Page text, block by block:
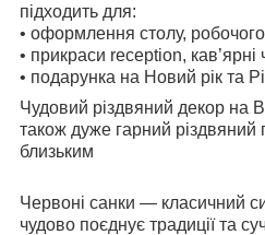
підходить для:
• оформлення столу,
• прикраси reception, кав’ярні
• подарунка на Новий рік та
Чудовий різдвяний декор на
також дуже гарний різдвяний
близьким
Червоні санки — класичний
чудово поєднує традиції та